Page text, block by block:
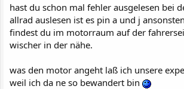
hast du schon mal fehler ausgelesen bei
allrad auslesen ist es pin a und j
findest du im motorraum auf der
wischer in der nähe.
was den motor angeht laß ich unsere
weil ich da ne so bewandert bin